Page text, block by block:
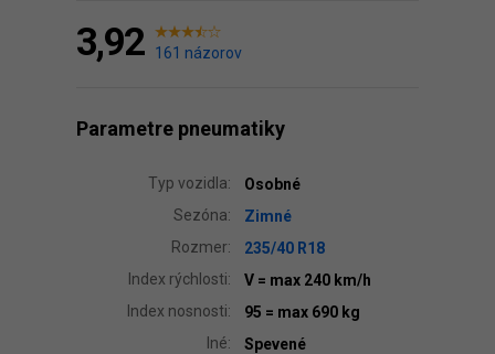
3,92 161 názorov
Parametre pneumatiky
Typ vozidla:
Osobné
Sezóna:
Zimné
Rozmer:
235/40 R18
Index rýchlosti:
V = max 240 km/h
Index nosnosti:
95 = max 690 kg
Iné:
Spevené